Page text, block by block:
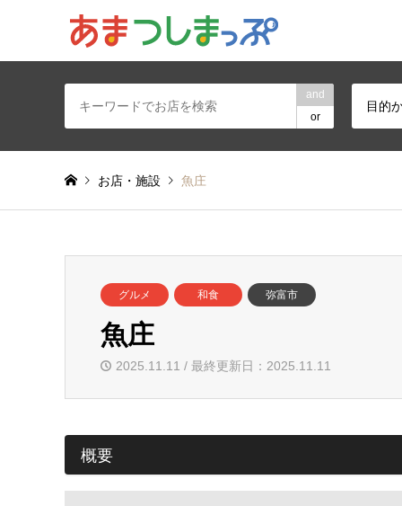
and
or
目的
お店・施設 魚庄
グルメ 和食 弥富市
魚庄
2025.11.11 / 最終更新日：2025.11.11
概要